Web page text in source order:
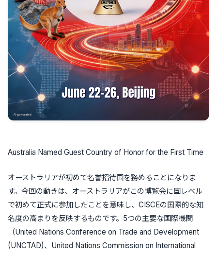
Australia Named Guest Country of Honor for the First Time
オーストラリアが初めて名誉招待国を務めることになりま
す。今回の動きは、オーストラリアがこの博覧会に国レベル
で初めて正式に参加したことを意味し、CISCEの国際的な知
名度の高まりを反映するものです。5つの主要な国際機関
（United Nations Conference on Trade and Development
(UNCTAD)、United Nations Commission on International